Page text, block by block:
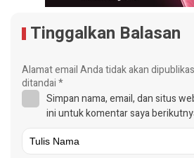
Tinggalkan Balasan
Alamat email Anda tidak akan
ditandai*
Simpan nama, email, dan situs
ini untuk komentar saya